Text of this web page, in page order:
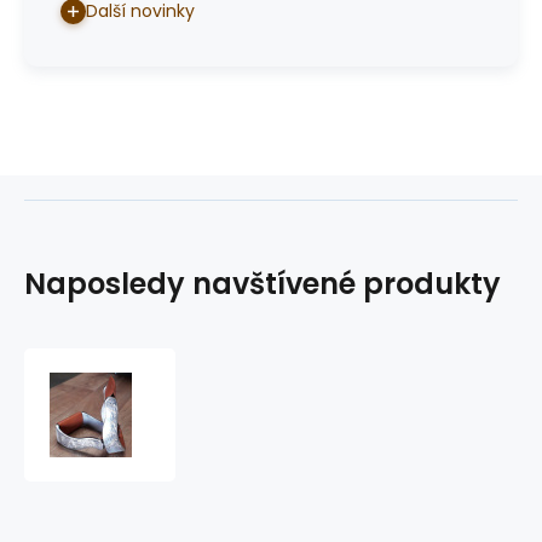
Další novinky
Naposledy navštívené produkty